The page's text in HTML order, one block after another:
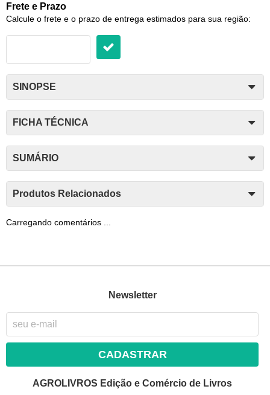
Frete e Prazo
Calcule o frete e o prazo de entrega estimados para sua região:
SINOPSE
FICHA TÉCNICA
SUMÁRIO
Produtos Relacionados
Carregando comentários ...
Newsletter
CADASTRAR
AGROLIVROS Edição e Comércio de Livros